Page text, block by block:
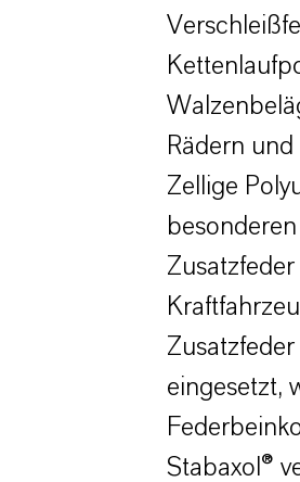
Rädern
Zellige
eingesetzt,
Stabaxol®